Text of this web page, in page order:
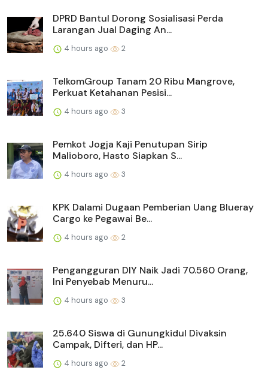
DPRD Bantul Dorong Sosialisasi Perda
Larangan Jual Daging An...
4 hours ago 2
TelkomGroup Tanam 20 Ribu Mangrove,
Perkuat Ketahanan Pesisi...
4 hours ago 3
Pemkot Jogja Kaji Penutupan Sirip
Malioboro, Hasto Siapkan S...
4 hours ago 3
KPK Dalami Dugaan Pemberian Uang Blueray
Cargo ke Pegawai Be...
4 hours ago 2
Pengangguran DIY Naik Jadi 70.560 Orang,
Ini Penyebab Menuru...
4 hours ago 3
25.640 Siswa di Gunungkidul Divaksin
Campak, Difteri, dan HP...
4 hours ago 2